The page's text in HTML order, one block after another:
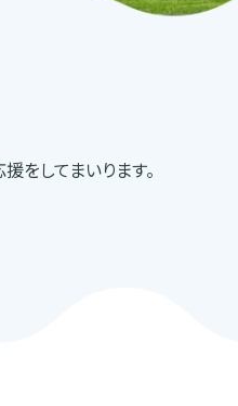
をしてまいります。